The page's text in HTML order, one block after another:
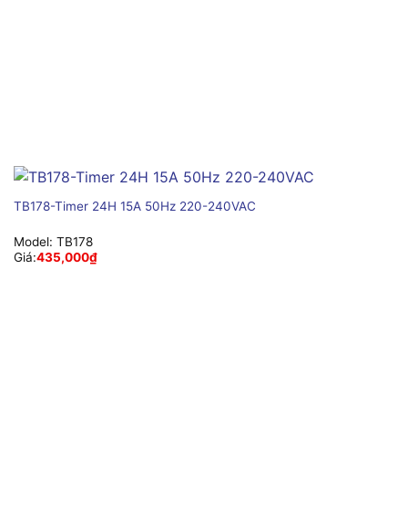
TB178-Timer 24H 15A 50Hz 220-240VAC
Model: TB178
Giá:435,000₫